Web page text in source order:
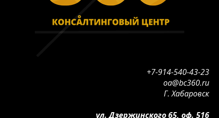
+7-914-540-43-23
oa@bc360.ru
Г. Хабаровск
ул. Дзержинского 65, оф. 516